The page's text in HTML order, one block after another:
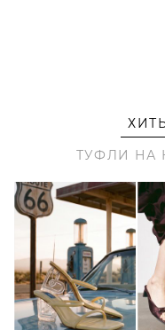
ТУФЛИ НА